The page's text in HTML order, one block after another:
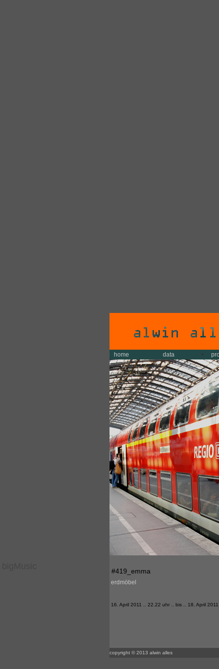
home data
#419_emma
erdmöbel
16. April 2011 .. 22.22 uhr .. bis .. 18. April
copyright © 2013 alwin alles